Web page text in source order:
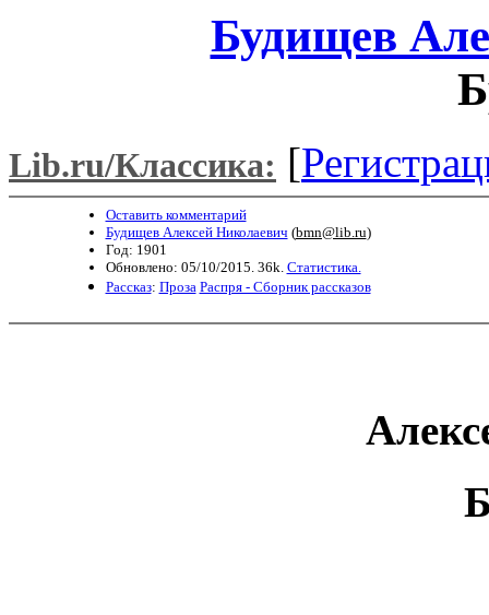
Будищев
Lib.ru/Классика: [
Оставить комментарий
Будищев Алексей Николаевич (bmn@lib.ru)
Год: 1901
Обновлено: 05/10/2015. 36k. Статистика.
Рассказ: Проза Распря - Сборник рассказов